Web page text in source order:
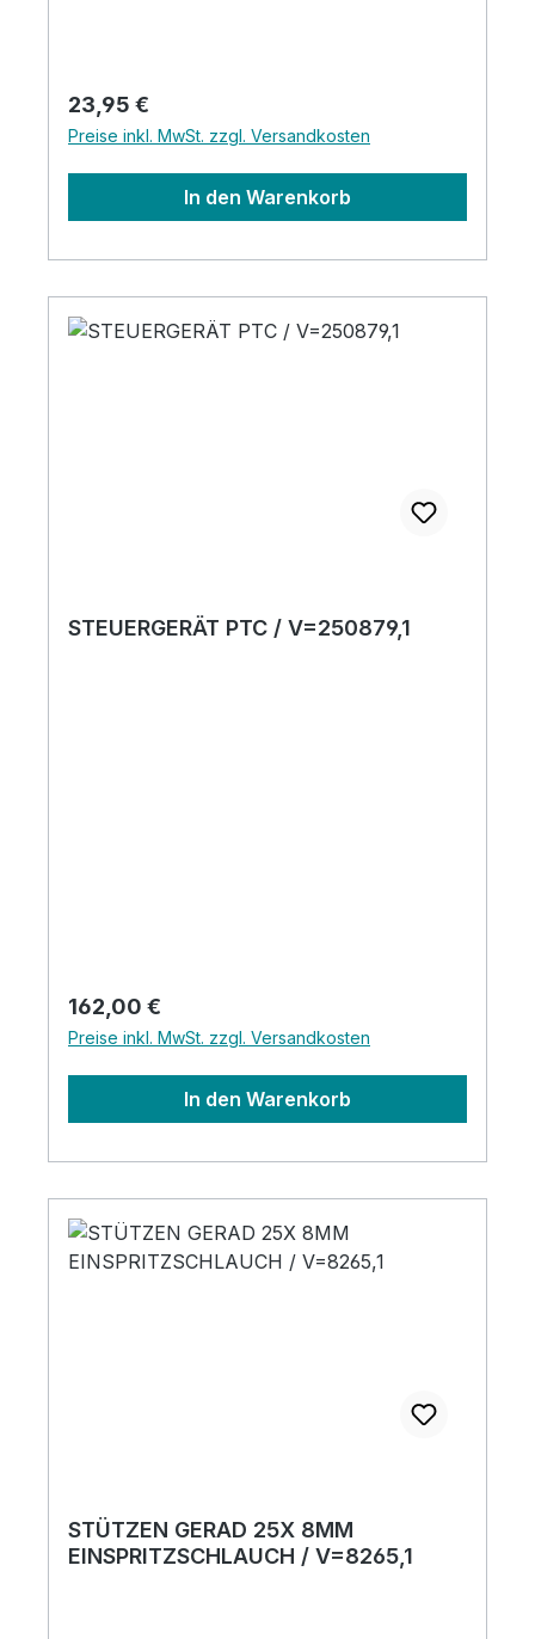
Regulärer Preis:
23,95 €
Preise inkl. MwSt. zzgl. Versandkosten
In den Warenkorb
STEUERGERÄT PTC / V=250879,1
Regulärer Preis:
162,00 €
Preise inkl. MwSt. zzgl. Versandkosten
In den Warenkorb
STÜTZEN GERAD 25X 8MM
EINSPRITZSCHLAUCH / V=8265,1